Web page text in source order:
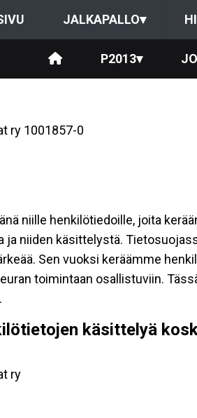
JALKAPALLO▾
P2013▾
ry 1001857-0
niille henkilötiedoille, joita
ja niiden käsittelystä.
Sen vuoksi keräämme
toimintaan osallistuviin.
käsittelyä
ry